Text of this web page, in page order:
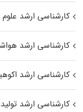
کارشناسی ارشد
کارشناسی ارشد
کارشناسی ارشد
کارشناسی ارشد